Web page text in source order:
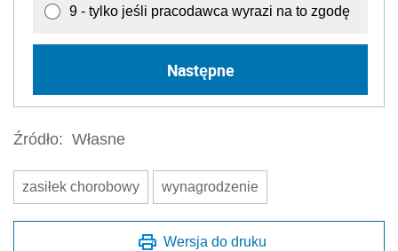
9 - tylko jeśli pracodawca wyrazi na to zgodę
Następne
Źródło: Własne
zasiłek chorobowy wynagrodzenie
Wersja do druku